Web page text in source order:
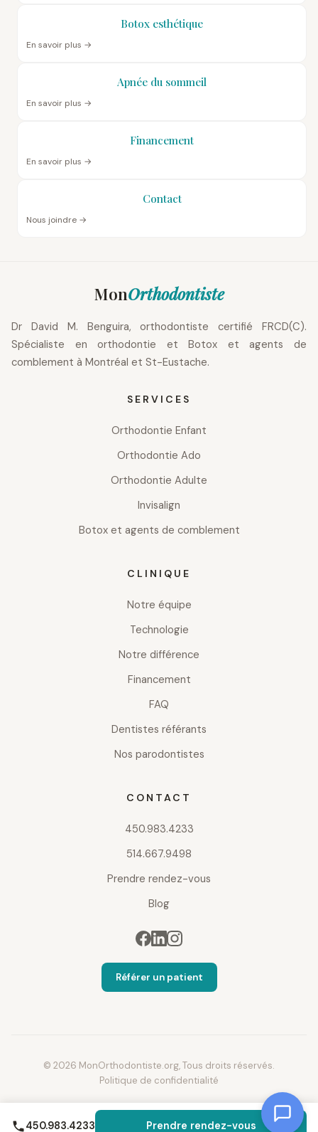
Botox esthétique
En savoir plus →
Apnée du sommeil
En savoir plus →
Financement
En savoir plus →
Contact
Nous joindre →
MonOrthodontiste
Dr David M. Benguira, orthodontiste certifié FRCD(C).
Spécialiste en orthodontie et Botox et agents de
comblement à Montréal et St-Eustache.
SERVICES
Orthodontie Enfant
Orthodontie Ado
Orthodontie Adulte
Invisalign
Botox et agents de comblement
CLINIQUE
Notre équipe
Technologie
Notre différence
Financement
FAQ
Dentistes référants
Nos parodontistes
CONTACT
450.983.4233
514.667.9498
Prendre rendez-vous
Blog
Référer un patient
© 2026 MonOrthodontiste.org, Tous droits réservés.
Politique de confidentialité
450.983.4233 Prendre rendez-vous